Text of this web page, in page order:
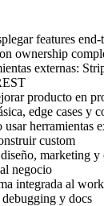
features
ownership
externas:
producto en
edge cases y
herramientas
custom
marketing
negocio
integrada al
debugging y docs